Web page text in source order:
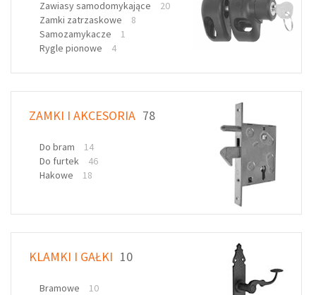
Zawiasy samodomykające
20
Zamki zatrzaskowe
8
Samozamykacze
1
Rygle pionowe
4
ZAMKI I AKCESORIA 78
Do bram
14
Do furtek
46
Hakowe
18
KLAMKI I GAŁKI 10
Bramowe 10